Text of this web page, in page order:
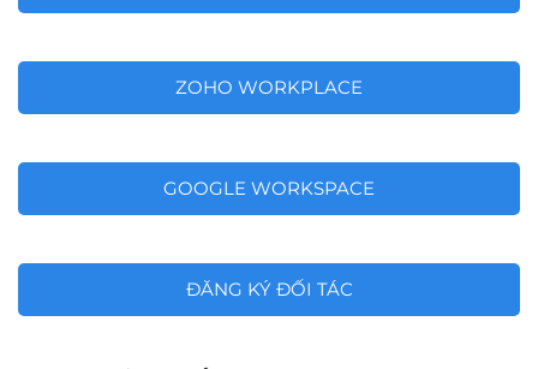
ZOHO WORKPLACE
GOOGLE WORKSPACE
ĐĂNG KÝ ĐỐI TÁC